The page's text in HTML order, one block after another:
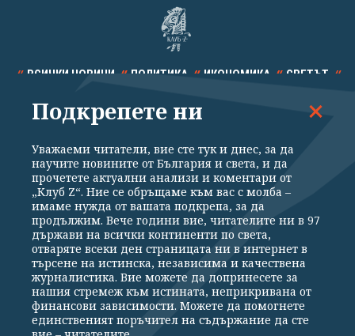
ВСИЧКИ НОВИНИ ПОЛИТИКА ИКОНОМИКА СВЕТЪТ
СПОРТ КУЛТУРА ТЕХНОЛОГИИ КАЛЕЙДОСКОП
Общи условия
Политика за поверителност
Реклама
Партньори Контакти
За Клуб Z
Екип
Подкрепете ни
Издател на www.clubz.bg е „Клуб Зебра Медия“ ЕООД, София, ул. "Алеко
Подкрепете ни
Уважаеми читатели, вие сте тук и днес, за да
научите новините от България и света, и да
прочетете актуални анализи и коментари от
„Клуб Z“. Ние се обръщаме към вас с молба –
имаме нужда от вашата подкрепа, за да
продължим. Вече години вие, читателите ни в 97
държави на всички континенти по света,
отваряте всеки ден страницата ни в интернет в
търсене на истинска, независима и качествена
журналистика. Вие можете да допринесете за
нашия стремеж към истината, неприкривана от
финансови зависимости. Можете да помогнете
единственият поръчител на съдържание да сте